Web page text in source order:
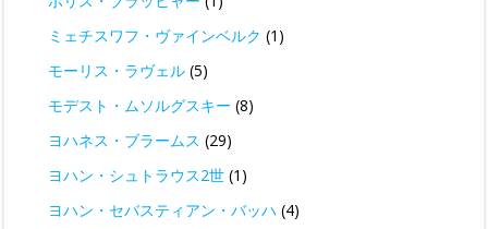
ミェチスワフ・ヴァインベルク (1)
モーリス・ラヴェル (5)
モデスト・ムソルグスキー (8)
ヨハネス・ブラームス (29)
ヨハン・シュトラウス2世 (1)
ヨハン・セバスティアン・バッハ (4)